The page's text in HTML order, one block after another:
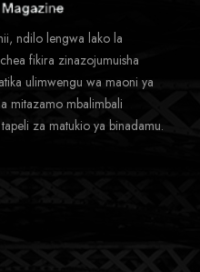
ndilo lengwa lako la
fikira zinazojumuisha
ulimwengu wa maoni ya
mitazamo mbalimbali
za matukio ya binadamu.